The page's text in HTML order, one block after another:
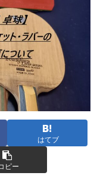
はてブ
ピー